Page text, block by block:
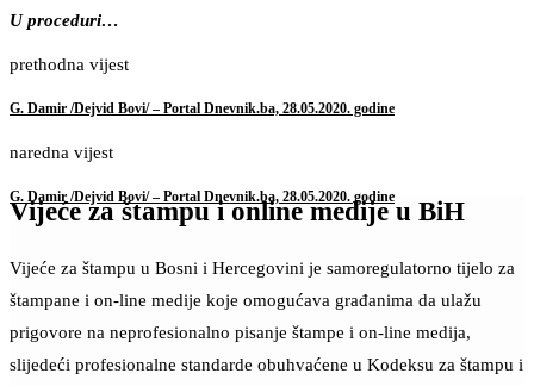
U proceduri…
prethodna vijest
G. Damir /Dejvid Bovi/ – Portal Dnevnik.ba, 28.05.2020. godine
naredna vijest
G. Damir /Dejvid Bovi/ – Portal Dnevnik.ba, 28.05.2020. godine
Vijeće za štampu i online medije u BiH
Vijeće za štampu u Bosni i Hercegovini je samoregulatorno tijelo za
štampane i on-line medije koje omogućava građanima da ulažu
prigovore na neprofesionalno pisanje štampe i on-line medija,
slijedeći profesionalne standarde obuhvaćene u Kodeksu za štampu i